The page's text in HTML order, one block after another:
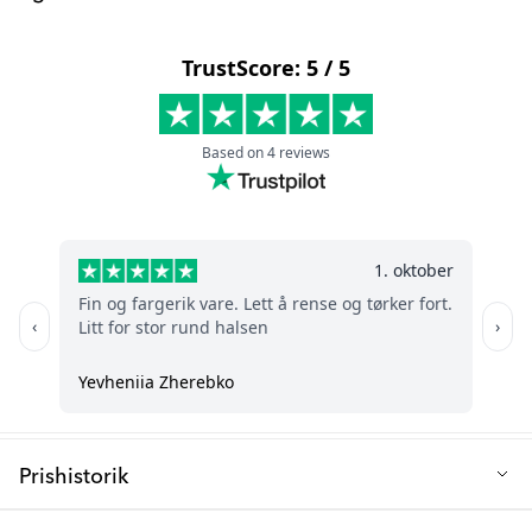
Q: Skal jeg vælge Hagesmæk med ærmer eller
Den almindelige hagesmæk kan bruges fra så tidligt som 4
måneder, er lettere at vaske (hej opvaskemaskine) og kan fange
Hagesmækken med lange ærmer er blødere, beskytter mere af
dit babys tøj og fungerer også som et fantastisk tilbehør under
leg, som f.eks. håndarbejde, tegning, maling osv.
Maskinvaskbar: Ja (30 grader)
Anbefalet alder: Fra 6+ måneder
Prishistorik